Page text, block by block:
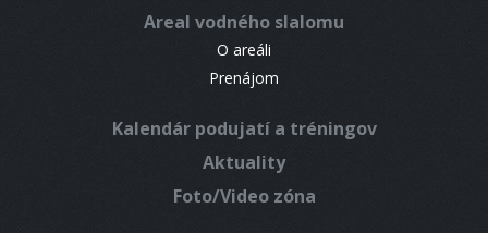
Areal vodného slalomu
O areáli
Prenájom
Kalendár podujatí a tréningov
Aktuality
Foto/Video zóna